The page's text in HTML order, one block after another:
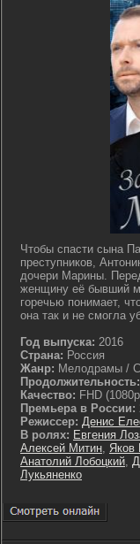
Чтобы спасти сына
преступников,
дочери Марины.
женщину её бывший
горечью понимает,
она так и не смогла
Год выпуска: 2016
Страна: Россия
Жанр: Мелодрамы /
Продолжительность:
Качество: FHD
Премьера в России:
Режиссер: Денис
В ролях: Евгения
Алексей Митин, Яков
Анатолий Лобоцкий,
Лукьяненко